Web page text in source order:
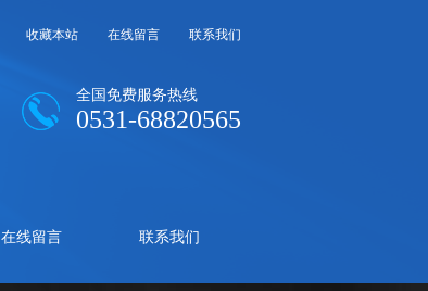
收藏本站 在线留言 联系我们
全国免费服务热线
0531-68820565
在线留言 联系我们